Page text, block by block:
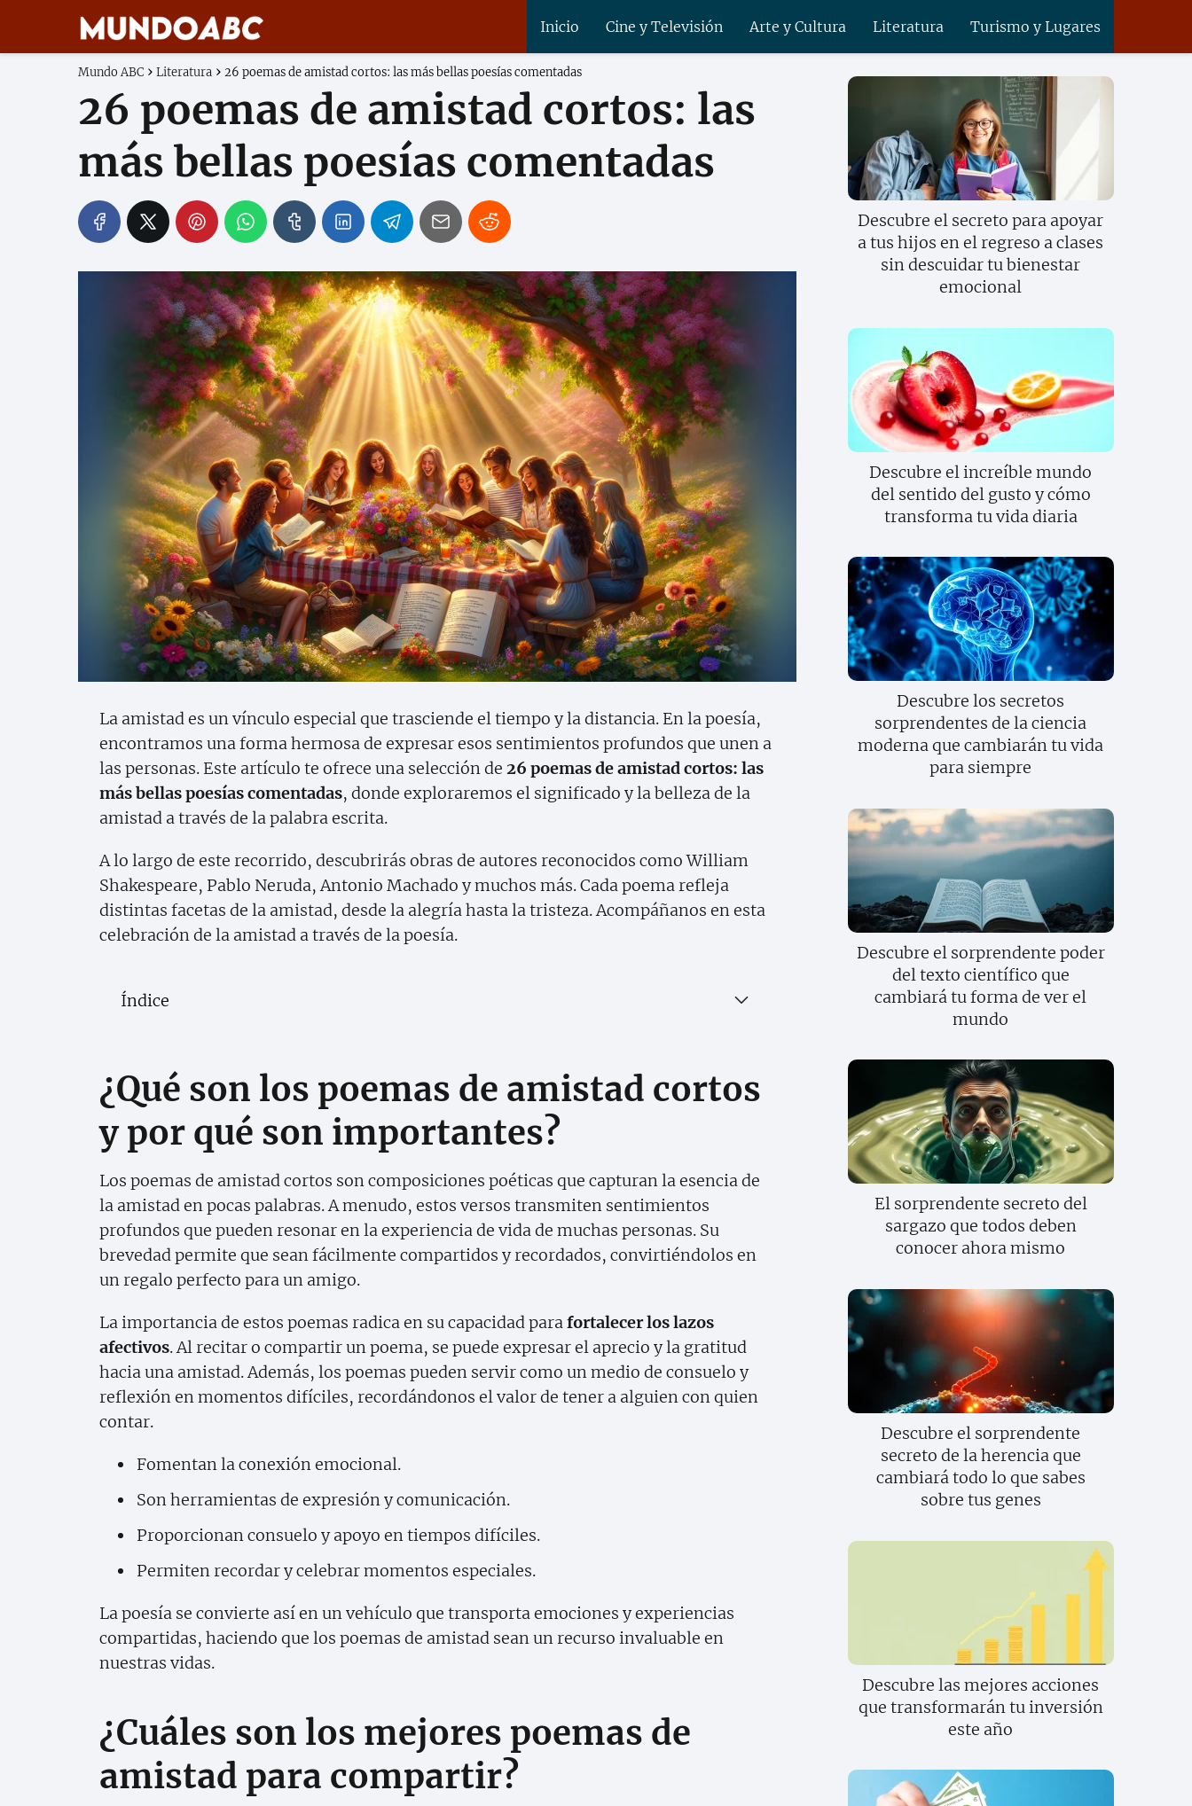
Inicio Cine y Televisión Arte y Cultura Literatura Turismo y Lugares
Mundo ABC Literatura 26 poemas de amistad cortos: las más bellas poesías comentadas
26 poemas de amistad cortos: las
más bellas poesías comentadas
La amistad es un vínculo especial que trasciende el tiempo y la distancia. En la poesía,
encontramos una forma hermosa de expresar esos sentimientos profundos que unen a
las personas. Este artículo te ofrece una selección de 26 poemas de amistad cortos: las
más bellas poesías comentadas, donde exploraremos el significado y la belleza de la
amistad a través de la palabra escrita.
A lo largo de este recorrido, descubrirás obras de autores reconocidos como William
Shakespeare, Pablo Neruda, Antonio Machado y muchos más. Cada poema refleja
distintas facetas de la amistad, desde la alegría hasta la tristeza. Acompáñanos en esta
celebración de la amistad a través de la poesía.
Índice
¿Qué son los poemas de amistad cortos
y por qué son importantes?
Los poemas de amistad cortos son composiciones poéticas que capturan la esencia de
la amistad en pocas palabras. A menudo, estos versos transmiten sentimientos
profundos que pueden resonar en la experiencia de vida de muchas personas. Su
brevedad permite que sean fácilmente compartidos y recordados, convirtiéndolos en
un regalo perfecto para un amigo.
La importancia de estos poemas radica en su capacidad para fortalecer los lazos
afectivos. Al recitar o compartir un poema, se puede expresar el aprecio y la gratitud
hacia una amistad. Además, los poemas pueden servir como un medio de consuelo y
reflexión en momentos difíciles, recordándonos el valor de tener a alguien con quien
contar.
Fomentan la conexión emocional.
Son herramientas de expresión y comunicación.
Proporcionan consuelo y apoyo en tiempos difíciles.
Permiten recordar y celebrar momentos especiales.
La poesía se convierte así en un vehículo que transporta emociones y experiencias
compartidas, haciendo que los poemas de amistad sean un recurso invaluable en
nuestras vidas.
¿Cuáles son los mejores poemas de
amistad para compartir?
Descubre el secreto para apoyar
a tus hijos en el regreso a clases
sin descuidar tu bienestar
emocional
Descubre el increíble mundo
del sentido del gusto y cómo
transforma tu vida diaria
Descubre los secretos
sorprendentes de la ciencia
moderna que cambiarán tu vida
para siempre
Descubre el sorprendente poder
del texto científico que
cambiará tu forma de ver el
mundo
El sorprendente secreto del
sargazo que todos deben
conocer ahora mismo
Descubre el sorprendente
secreto de la herencia que
cambiará todo lo que sabes
sobre tus genes
Descubre las mejores acciones
que transformarán tu inversión
este año